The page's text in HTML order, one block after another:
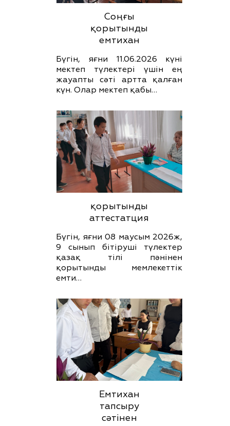
Соңғы
қорытынды
емтихан
Бүгін, яғни 11.06.2026 күні
мектеп түлектері үшін ең
жауапты сәті артта қалған
күн. Олар мектеп қабы…
қорытынды
аттестатция
Бүгін, яғни 08 маусым 2026ж,
9 сынып бітіруші түлектер
қазақ тілі пәнінен
қорытынды мемлекеттік
емти…
Емтихан
тапсыру
сәтінен